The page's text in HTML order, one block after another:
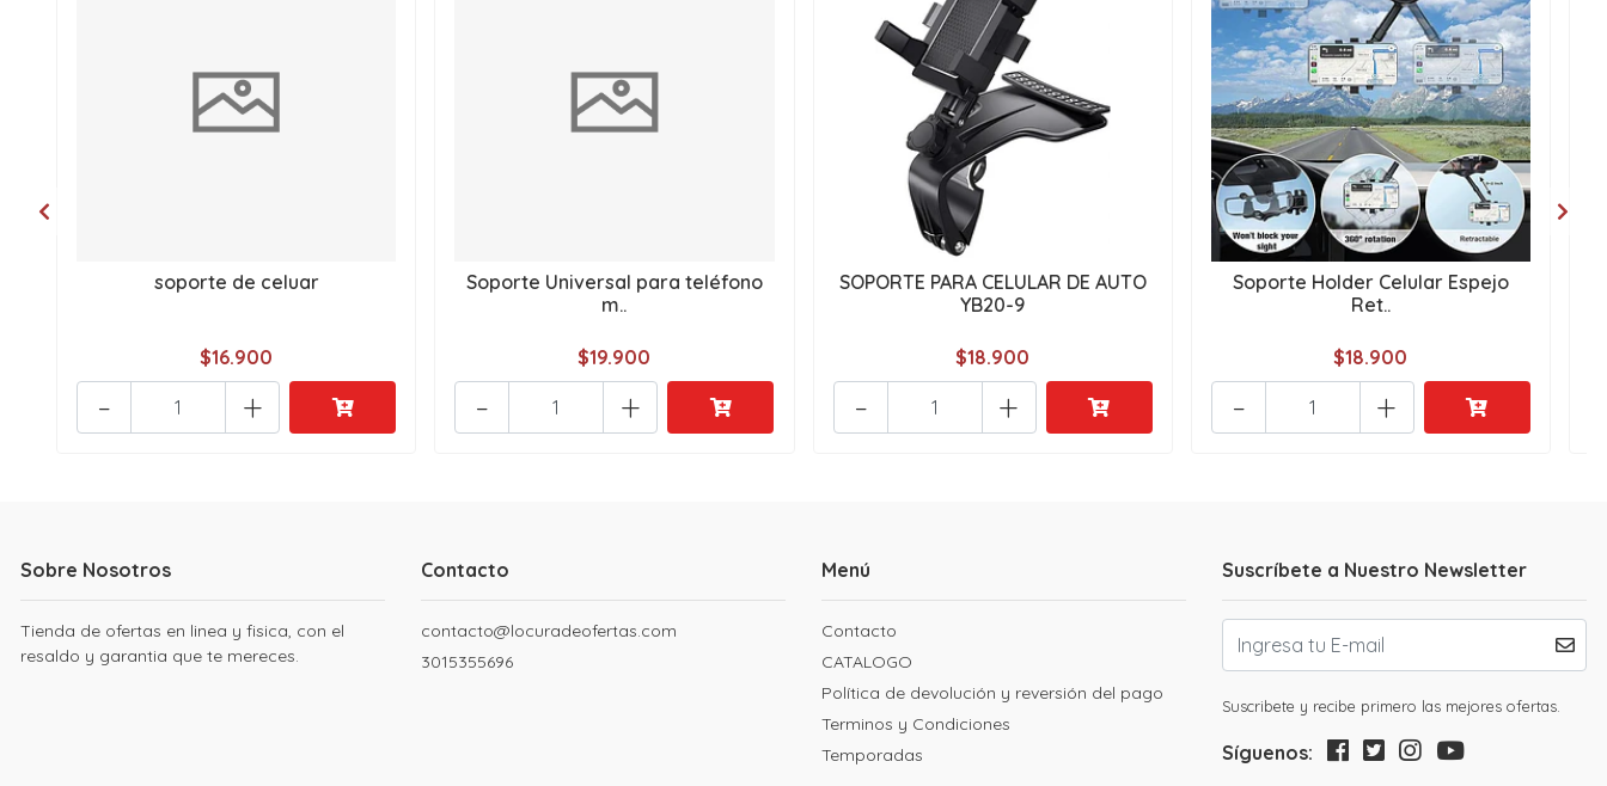
soporte de celuar
$16.900
+
-
Soporte Universal para teléfono
m..
$19.900
+
-
SOPORTE PARA CELULAR DE AUTO
YB20-9
$18.900
+
-
Soporte Holder Celular Espejo
Ret..
$18.900
+
-
Sobre Nosotros
Tienda de ofertas en linea y fisica, con el
resaldo y garantia que te mereces.
Contacto
contacto@locuradeofertas.com
3015355696
Menú
Contacto
CATALOGO
Política de devolución y reversión del pago
Terminos y Condiciones
Temporadas
Suscríbete a Nuestro Newsletter
Suscribete y recibe primero las mejores ofertas.
Síguenos: